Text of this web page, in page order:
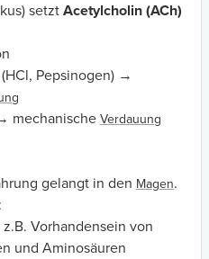
setzt Acetylcholin (ACh)
Pepsinogen) →
mechanische Verdauung
gelangt in den Magen.
Vorhandensein von
und Aminosäuren